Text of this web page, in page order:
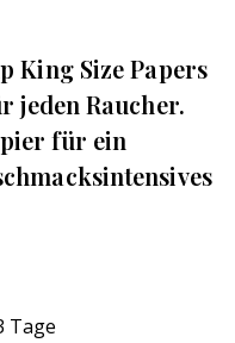
King Size Papers
jeden Raucher.
für ein
Tage